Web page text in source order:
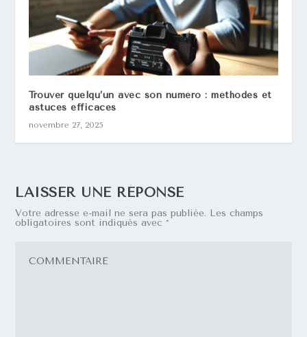
Trouver quelqu’un avec son numéro : méthodes et
astuces efficaces
novembre 27, 2025
LAISSER UNE RÉPONSE
Votre adresse e-mail ne sera pas publiée. Les champs
obligatoires sont indiqués avec *